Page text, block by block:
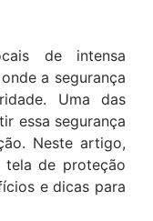
de intensa
a segurança
Uma das
essa segurança
Neste artigo,
de proteção
e dicas para